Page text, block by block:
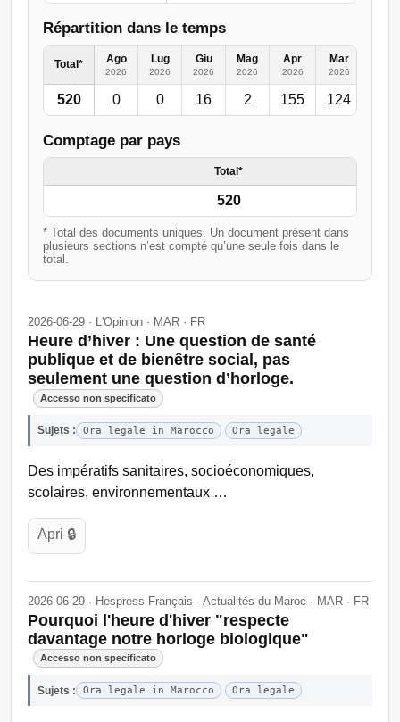
Répartition dans le temps
Total* Ago
2026
Lug
2026
Giu
2026
Mag
2026
Apr
2026
Mar
2026
520 0 0 16 2 155 124
Comptage par pays
Total*
520
* Total des documents uniques. Un document présent dans
plusieurs sections n’est compté qu’une seule fois dans le
total.
2026-06-29 · L'Opinion · MAR · FR
Heure d’hiver : Une question de santé
publique et de bienêtre social, pas
seulement une question d’horloge.
Accesso non specificato
Sujets : Ora legale in Marocco Ora legale
Des impératifs sanitaires, socioéconomiques,
scolaires, environnementaux …
Apri 🔒
2026-06-29 · Hespress Français - Actualités du Maroc · MAR · FR
Pourquoi l'heure d'hiver "respecte
davantage notre horloge biologique"
Accesso non specificato
Sujets : Ora legale in Marocco Ora legale